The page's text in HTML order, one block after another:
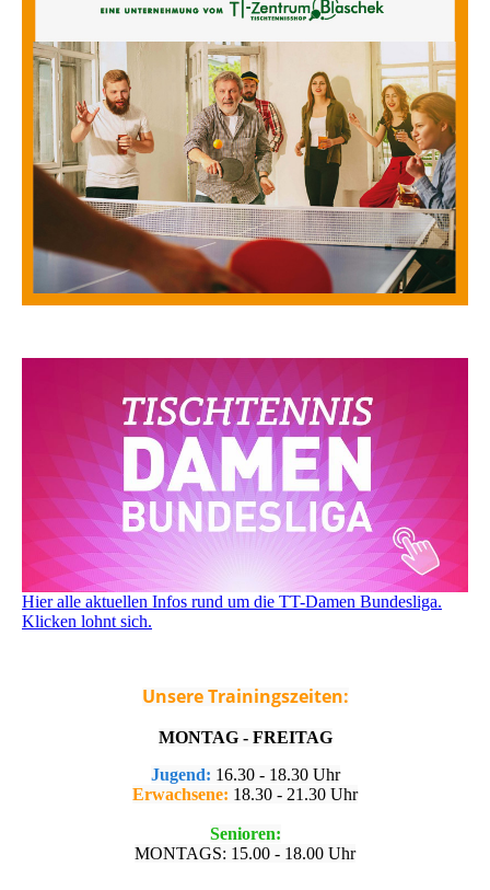
Hier alle aktuellen Infos rund um die TT-Damen Bundesliga.
Klicken lohnt sich.
Unsere Trainingszeiten:
MONTAG - FREITAG
Jugend: 16.30 - 18.30 Uhr
Erwachsene: 18.30 - 21.30 Uhr
Senioren:
MONTAGS: 15.00 - 18.00 Uhr